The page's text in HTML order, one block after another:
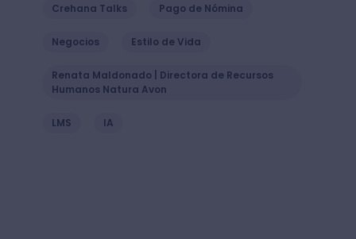
Crehana Talks Pago de Nómina
Negocios Estilo de Vida
Renata Maldonado | Directora de Recursos
Humanos Natura Avon
LMS IA